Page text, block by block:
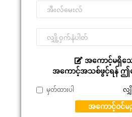
အကောင့်မရှိသ
အကောင့်အသစ်ဖွင့်ရန် ဤန
မှတ်ထားပါ လ
အကောင့်ဝင်